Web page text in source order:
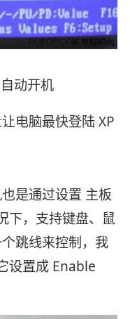
动开机
电脑最快登陆 XP
是通过设置 主板
下，支持键盘、鼠
跳线来控制，我
设置成 Enable